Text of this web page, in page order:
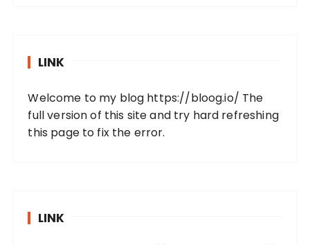
LINK
Welcome to my blog https://bloog.io/ The
full version of this site and try hard refreshing
this page to fix the error.
LINK